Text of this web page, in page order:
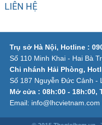
LIÊN HỆ
Trụ sở Hà Nội, Hotline :
Số 110 Minh Khai - Hai Bà
Chi nhánh Hải Phòng,
Số 187 Nguyễn Đức Cảnh -
Mở cửa : 08h:00 - 18h:00,
Email: info@lhcvietnam.com